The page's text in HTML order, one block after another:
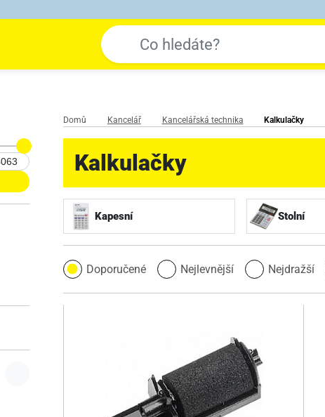
Domů Kancelář Kancelářská technika Kalkulačky
Kalkulačky
Kapesní Stolní
Doporučené Nejlevnější Nejdražší